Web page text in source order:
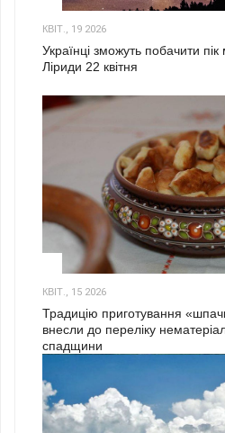
КВІТ., 19 2026
Українці зможуть побачити
Ліриди 22 квітня
КВІТ., 15 2026
Традицію приготування
внесли до переліку
спадщини